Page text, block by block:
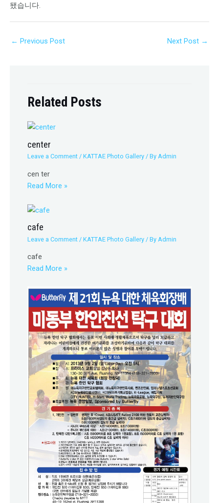
됐습니다.
← Previous Post Next Post →
Related Posts
center
Leave a Comment /KATTAE Photo Gallery / ByAdmin
cen ter
Read More »
cafe
Leave a Comment /KATTAE Photo Gallery / By Admin
cafe
Read More »